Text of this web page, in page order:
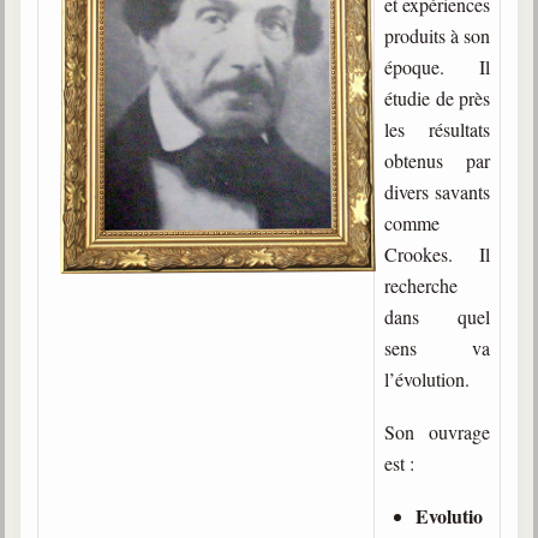
Gabriel Delanne
1857-1926
Chico Xavier
1910-2002
Divaldo Franco
1927-2025
Bibliothèque
produits à son
époque. Il
étudie de près
les résultats
obtenus par
divers savants
comme
Crookes. Il
recherche
dans quel
sens va
l’évolution.
Son ouvrage
est :
Evolutio